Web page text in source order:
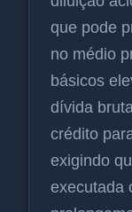
que pode
no médio
básicos
dívida
crédito
exigindo
executada